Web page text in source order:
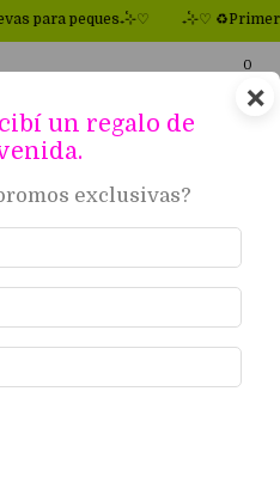
₊˚⊹♡ ♻Primeras marcas para
0
×
un regalo de
exclusivas?